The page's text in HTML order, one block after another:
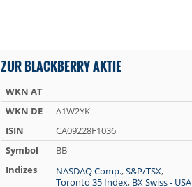
ZUR BLACKBERRY AKTIE
WKN AT
WKN DE
A1W2YK
ISIN
CA09228F1036
Symbol
BB
Indizes
NASDAQ Comp.,S&P/TSX,
Toronto 35 Index, BX Swiss - USA